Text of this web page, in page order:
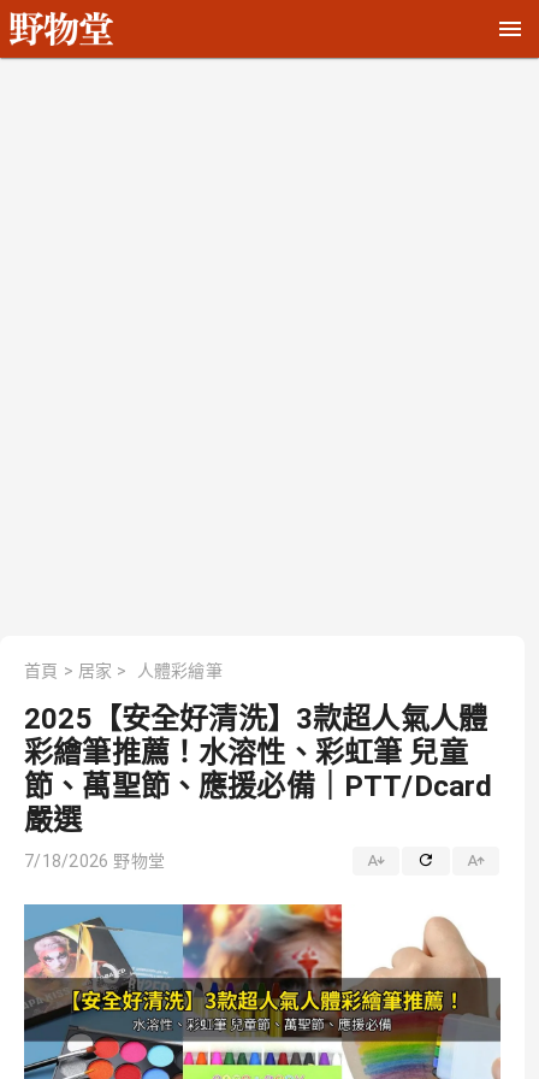
首頁 > 居家 > 人體彩繪筆
2025【安全好清洗】3款超人氣人體
彩繪筆推薦！水溶性、彩虹筆 兒童
節、萬聖節、應援必備｜PTT/Dcard
嚴選
7/18/2026 野物堂